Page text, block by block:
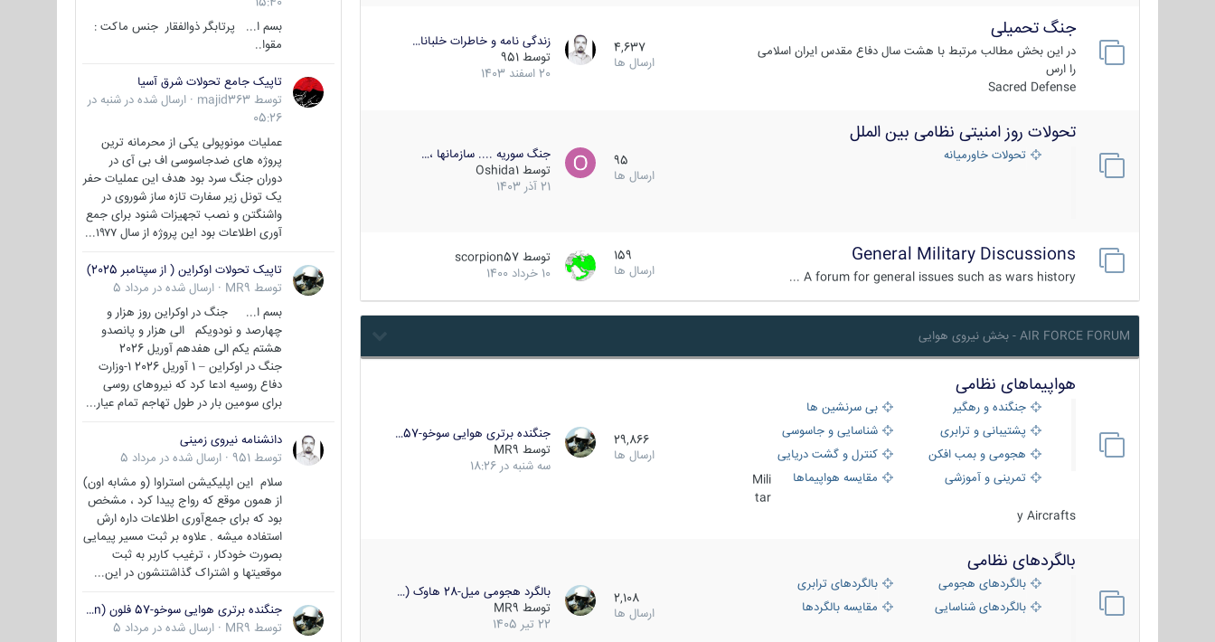
جنگ تحمیلی
در این بخش مطالب مرتبط با هشت سال دفاع مقدس ایران اسلامی
را ارس
Sacred Defense
4,637
ارسال ها
زندگی نامه و خاطرات خلبانا…
توسط 951
20 اسفند 1403
تحولات روز امنیتی نظامی بین الملل
تحولات خاورمیانه
95
ارسال ها
جنگ سوریه .... سازمانها ،…
توسط Oshida1
21 آذر 1403
General Military Discussions
A forum for general issues such as wars history ...
159
ارسال ها
توسط scorpion57
10 خرداد 1400
AIR FORCE FORUM - بخش نیروی هوایی
هواپیماهای نظامی
جنگنده و رهگیر
بی سرنشین ها
پشتیبانی و ترابری
شناسایی و جاسوسی
هجومی و بمب افکن
کنترل و گشت دریایی
تمرینی و آموزشی
مقایسه هواپیماها
Mili
tar
y Aircrafts
29,866
ارسال ها
جنگنده برتری هوایی سوخو-57…
توسط MR9
سه شنبه در 18:26
بالگردهای نظامی
بالگردهای هجومی
بالگردهای ترابری
بالگردهای شناسایی
مقایسه بالگردها
2,108
ارسال ها
بالگرد هجومی میل-28 هاوک (…
توسط MR9
22 تیر 1405
بسم ا... پرتابگر ذوالفقار جنس ماکت :
مقوا..
تاپیک جامع تحولات شرق آسیا
توسط majid363
· ارسال شده در شنبه در
05:26
عملیات مونوپولی یکی از محرمانه ترین
پروژه های ضدجاسوسی اف بی آی در
دوران جنگ سرد بود هدف این عملیات حفر
یک تونل زیر سفارت تازه ساز شوروی در
واشنگتن و نصب تجهیزات شنود برای جمع
آوری اطلاعات بود این پروژه از سال ۱۹۷۷...
تاپیک تحولات اوکراین ( از سپتامبر 2025)
توسط MR9
· ارسال شده در مرداد 5
بسم ا... جنگ در اوکراین روز هزار و
چهارصد و نودویکم الی هزار و پانصدو
هشتم یکم الی هفدهم آوریل 2026
جنگ در اوکراین – 1 آوریل 2026 1-وزارت
دفاع روسیه ادعا کرد که نیروهای روسی
برای سومین بار در طول تهاجم تمام عیار...
دانشنامه نیروی زمینی
توسط 951
· ارسال شده در مرداد 5
سلام این اپلیکیشن استراوا (و مشابه اون)
از همون موقع که رواج پیدا کرد ، مشخص
بود که برای جمع‌آوری اطلاعات داره ارش
استفاده میشه . علاوه بر ثبت مسیر پیمایی
بصورت خودکار ، ترغیب کاربر به ثبت
موقعیتها و اشتراک‌ گذاشتنشون در این...
جنگنده برتری هوایی سوخو-57 فلون (Su-57/Felon)
توسط MR9
· ارسال شده در مرداد 5